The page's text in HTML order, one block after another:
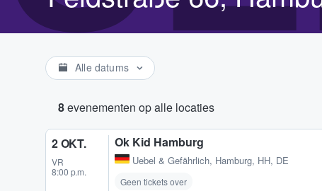
Alle datums
8evenementen op alle locaties
2 OKT.
VR
8:00 p.m.
Ok Kid Hamburg
Uebel & Gefährlich, Hamburg, HH, DE
Geen tickets over